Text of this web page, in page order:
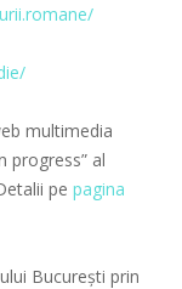
multimedia
progress” al
pe pagina
București prin